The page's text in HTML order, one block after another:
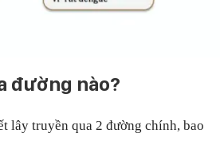
đường nào?
lây truyền qua 2 đường chính, bao